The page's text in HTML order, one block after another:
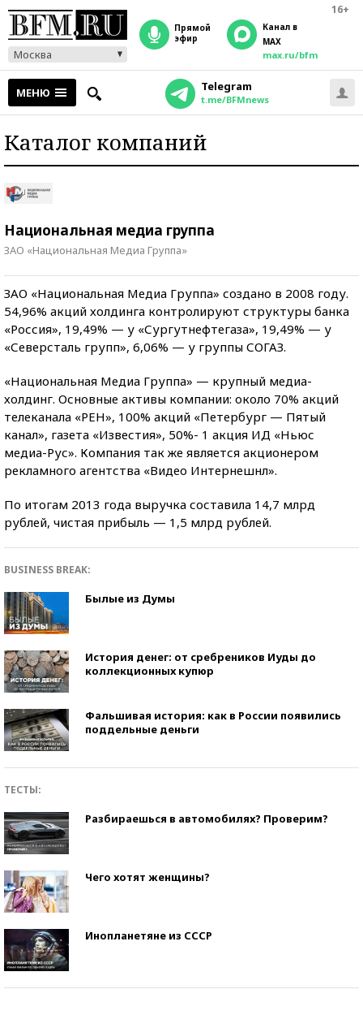
16+
Москва
прямой
эфир
Канал в
MAX
max.ru/bfm
МЕНЮ Telegram
t.me/BFMnews
Каталог компаний
Национальная медиа группа
ЗАО «Национальная Медиа Группа»
ЗАО «Национальная Медиа Группа» создано в 2008 году.
54,96% акций холдинга контролируют структуры банка
«Россия», 19,49% — у «Сургутнефтегаза», 19,49% — у
«Северсталь групп», 6,06% — у группы СОГАЗ.
«Национальная Медиа Группа» — крупный медиа-
холдинг. Основные активы компании: около 70% акций
телеканала «РЕН», 100% акций «Петербург — Пятый
канал», газета «Известия», 50%- 1 акция ИД «Ньюс
медиа-Рус». Компания так же является акционером
рекламного агентства «Видео Интернешнл».
По итогам 2013 года выручка составила 14,7 млрд
рублей, чистая прибыль — 1,5 млрд рублей.
BUSINESS BREAK:
Былые из Думы
История денег: от сребреников Иуды до
коллекционных купюр
Фальшивая история: как в России появились
поддельные деньги
ТЕСТЫ:
Разбираешься в автомобилях? Проверим?
Чего хотят женщины?
Инопланетяне из СССР